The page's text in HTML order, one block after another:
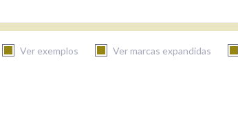
Ver exemplos Ver marcas expandidas